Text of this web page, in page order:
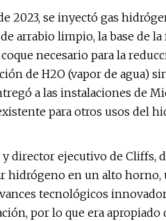
2023, se inyectó gas
arrabio limpio, la base de la
necesario para la
de H2O (vapor de agua)
a las instalaciones de
para otros usos del
director ejecutivo de Cliffs,
hidrógeno en un alto
tecnológicos
por lo que era